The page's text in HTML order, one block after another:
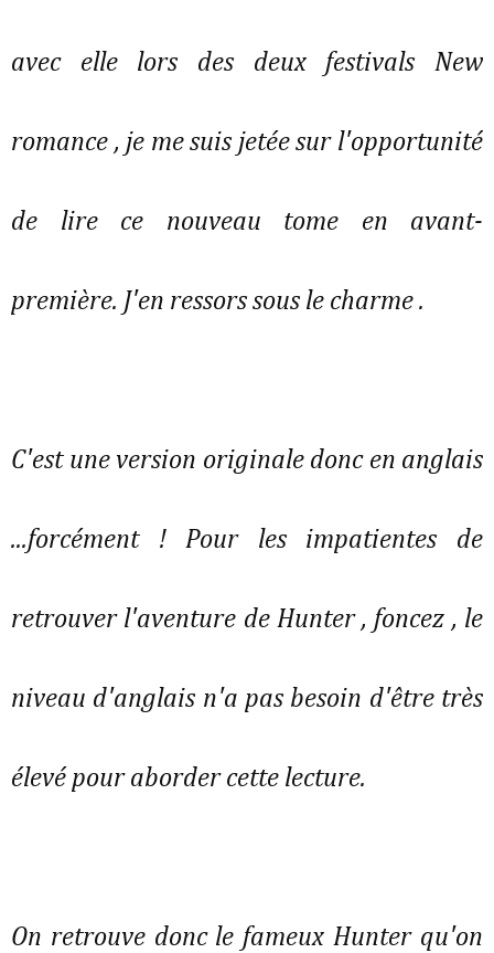
avec elle lors des deux festivals New
romance , je me suis jetée sur l'opportunité
de lire ce nouveau tome en avant-
première. J'en ressors sous le charme .
C'est une version originale donc en anglais
...forcément ! Pour les impatientes de
retrouver l'aventure de Hunter , foncez , le
niveau d'anglais n'a pas besoin d'être très
élevé pour aborder cette lecture.
On retrouve donc le fameux Hunter qu'on